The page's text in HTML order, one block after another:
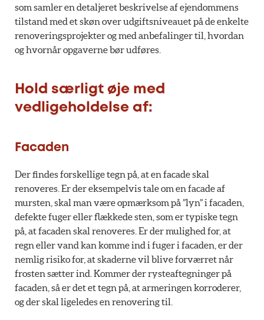
som samler en detaljeret beskrivelse af ejendommens
tilstand med et skøn over udgiftsniveauet på de enkelte
renoveringsprojekter og med anbefalinger til, hvordan
og hvornår opgaverne bør udføres.
Hold særligt øje med
vedligeholdelse af:
Facaden
Der findes forskellige tegn på, at en facade skal
renoveres. Er der eksempelvis tale om en facade af
mursten, skal man være opmærksom på ”lyn” i facaden,
defekte fuger eller flækkede sten, som er typiske tegn
på, at facaden skal renoveres. Er der mulighed for, at
regn eller vand kan komme ind i fuger i facaden, er der
nemlig risiko for, at skaderne vil blive forværret når
frosten sætter ind. Kommer der rysteaftegninger på
facaden, så er det et tegn på, at armeringen korroderer,
og der skal ligeledes en renovering til.